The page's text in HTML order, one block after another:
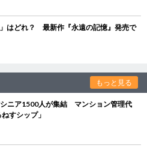
はどれ？ 最新作『永遠の記憶』発売で
もっと見る
シニア1500人が集結 マンション管理代
すシップ」